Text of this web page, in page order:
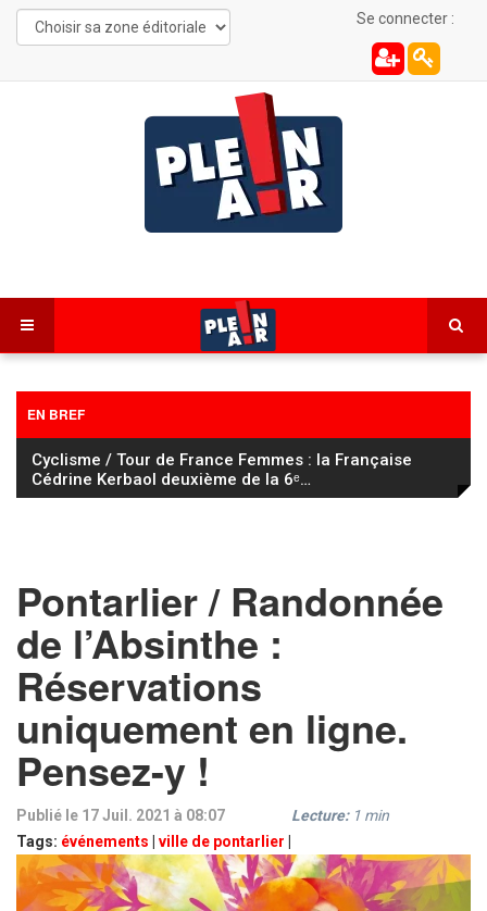
Se connecter :
EN BREF
Cyclisme / Tour de France Femmes : la Française
Cédrine Kerbaol deuxième de la 6ᵉ…
Pontarlier / Randonnée
de l’Absinthe :
Réservations
uniquement en ligne.
Pensez-y !
Publié le 17 Juil. 2021 à 08:07
Tags: événements ville de pontarlier
Lecture: 1 min